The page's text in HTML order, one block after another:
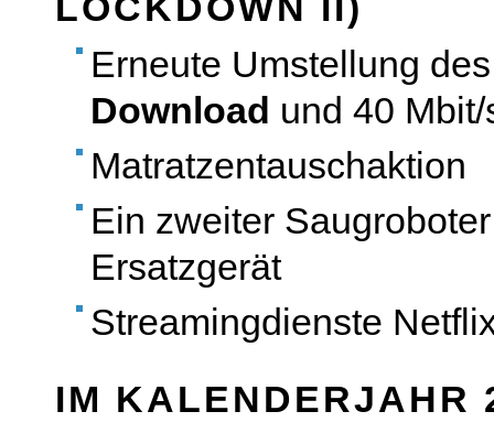
Erneute Umstellung
Download und 40
Matratzentauschaktion
Ein zweiter
Ersatzgerät
Streamingdienste
IM KALENDERJAHR